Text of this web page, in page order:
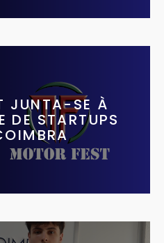
JUNTA-SE À
DE STARTUPS